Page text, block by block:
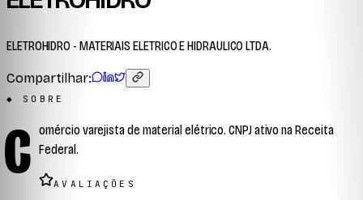
ELETROHIDRO - MATERIAIS ELETRICO E HIDRAULICO LTDA.
Compartilhar:
◆ SOBRE
C omércio varejista de material elétrico. CNPJ ativo na Receita
Federal.
AVALIAÇÕES